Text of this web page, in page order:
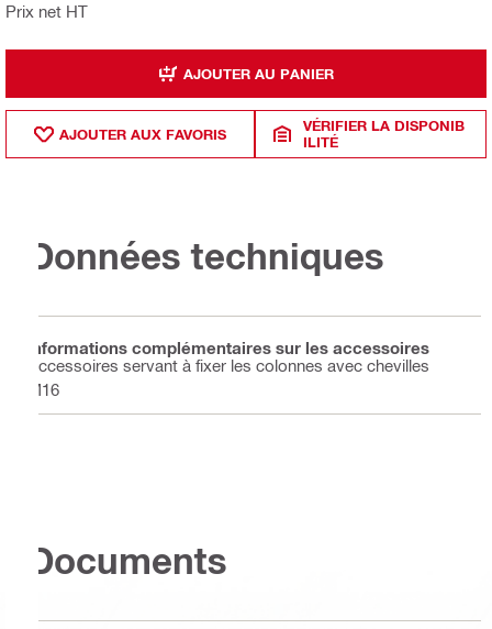
Prix net HT
AJOUTER AU PANIER
AJOUTER AUX FAVORIS
VÉRIFIER LA DISPONIB
ILITÉ
Données techniques
Informations complémentaires sur les accessoires
Accessoires servant à fixer les colonnes avec chevilles
M16
Documents